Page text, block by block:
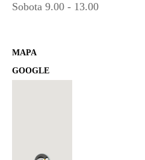
Sobota 9.00 - 13.00
MAPA
GOOGLE